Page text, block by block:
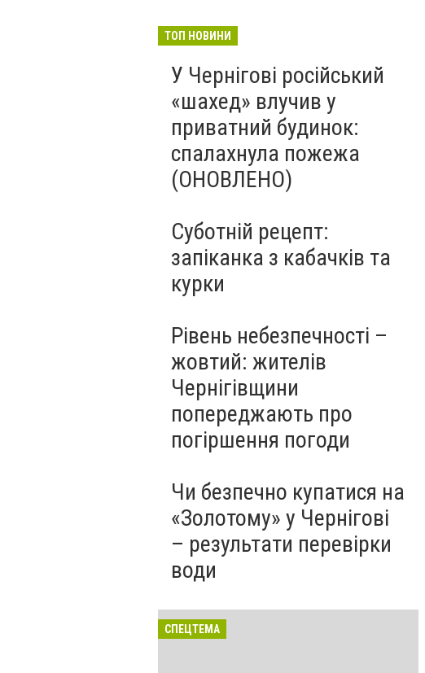
ТОП НОВИНИ
У Чернігові російський
«шахед» влучив у
приватний будинок:
спалахнула пожежа
(ОНОВЛЕНО)
Суботній рецепт:
запіканка з кабачків та
курки
Рівень небезпечності –
жовтий: жителів
Чернігівщини
попереджають про
погіршення погоди
Чи безпечно купатися на
«Золотому» у Чернігові
– результати перевірки
води
СПЕЦТЕМА